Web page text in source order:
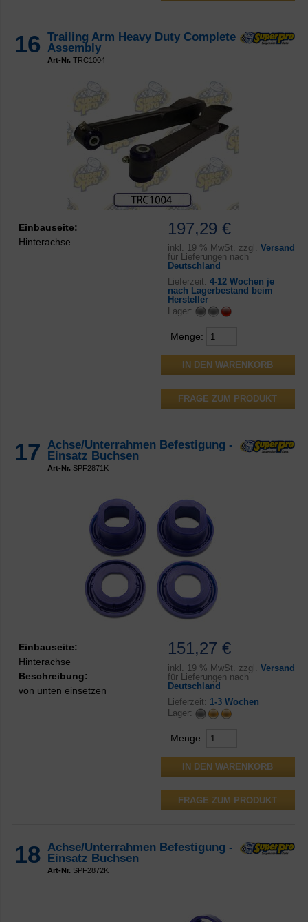
16 Trailing Arm Heavy Duty Complete
Assembly
Art-Nr. TRC1004
197,29 €
inkl. 19 % MwSt. zzgl. Versand
für Lieferungen nach
Deutschland
Lieferzeit: 4-12 Wochen je
nach Lagerbestand beim
Hersteller
Lager:
Menge:
FRAGE ZUM PRODUKT
Einbauseite:
Hinterachse
17 Achse/Unterrahmen Befestigung -
Einsatz Buchsen
Art-Nr. SPF2871K
151,27 €
inkl. 19 % MwSt. zzgl. Versand
für Lieferungen nach
Deutschland
Lieferzeit: 1-3 Wochen
Lager:
Menge:
FRAGE ZUM PRODUKT
Einbauseite:
Hinterachse
Beschreibung:
von unten einsetzen
18 Achse/Unterrahmen Befestigung -
Einsatz Buchsen
Art-Nr. SPF2872K